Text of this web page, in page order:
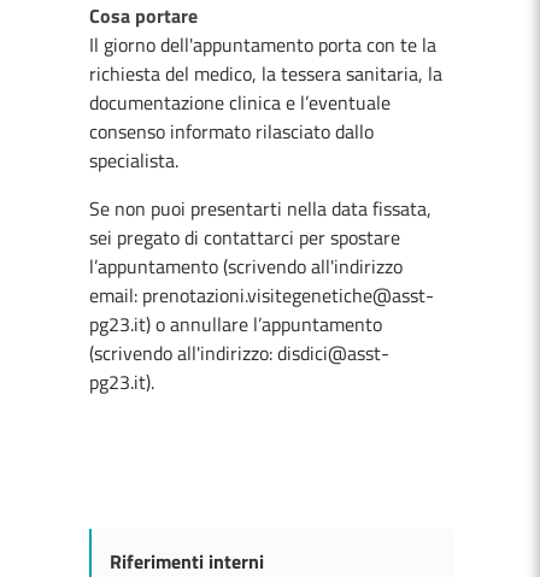
Cosa portare
Il giorno dell'appuntamento porta con te la
richiesta del medico, la tessera sanitaria, la
documentazione clinica e l’eventuale
consenso informato rilasciato dallo
specialista.
Se non puoi presentarti nella data fissata,
sei pregato di contattarci per spostare
l’appuntamento (scrivendo all'indirizzo
email: prenotazioni.visitegenetiche@asst-
pg23.it) o annullare l’appuntamento
(scrivendo all'indirizzo: disdici@asst-
pg23.it).
Riferimenti interni